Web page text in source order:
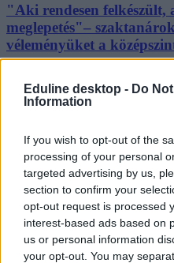
Eduline desktop - Do
Information
If you wish to opt-out of the
processing of your personal
targeted advertising by us,
section to confirm your
opt-out request is processed
interest-based ads based on
us or personal information
your opt-out. You may
"Aki rendesen felkészült,
meglepetés"–
véleményüket a
Véget ért az idei középszintű
az idei feladatsorról Pásztiné
Nyelvvizsgaközpont vezetőjével
Érettségi-felvételi
Gál Luca
Így kellett megírni a
íráskészség részében